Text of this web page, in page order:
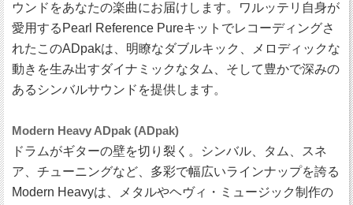
ウンドをあなたの楽曲にお届けします。ワルッテリ自身が
愛用するPearl Reference Pureキットでレコーディングさ
れたこのADpakは、明瞭なダブルキック、メロディックな
動きを生み出すダイナミックなタム、そして豊かで深みの
あるシンバルサウンドを提供します。
Modern Heavy ADpak (ADpak)
ドラムがギターの壁を切り裂く。シンバル、タム、スネ
ア、チューニングなど、多彩で幅広いラインナップを誇る
Modern Heavyは、メタルやヘヴィ・ミュージック制作の